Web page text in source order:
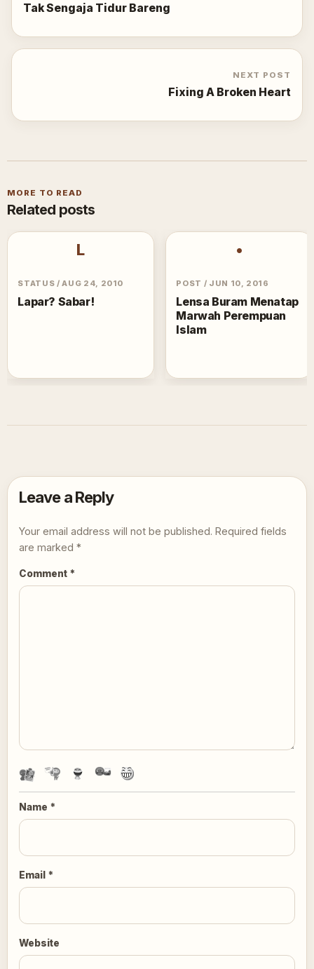
Tak Sengaja Tidur Bareng
NEXT POST
Fixing A Broken Heart
MORE TO READ
Related posts
L
STATUS / AUG 24, 2010
Lapar? Sabar!
•
POST / JUN 10, 2016
Lensa Buram Menatap
Marwah Perempuan
Islam
Leave a Reply
Your email address will not be published. Required fields
are marked *
Comment *
Name *
Email *
Website